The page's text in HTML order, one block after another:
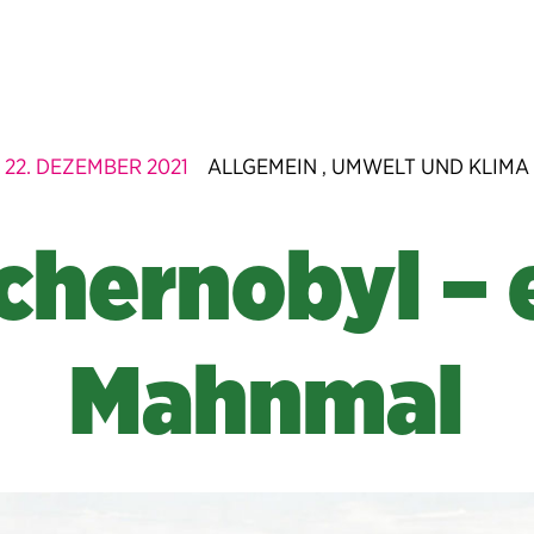
22. DEZEMBER 2021 ALLGEMEIN , UMWELT UND KLIMA
–
Mahnmal